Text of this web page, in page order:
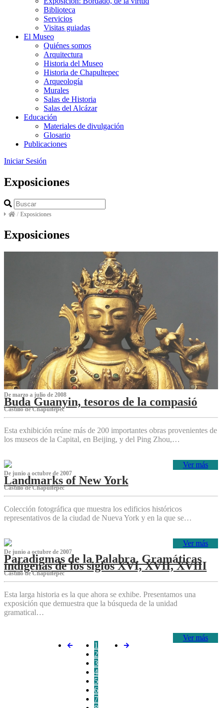
Biblioteca
Servicios
Visitas guiadas
El Museo
Quiénes somos
Arquitectura
Historia del Museo
Historia de Chapultepec
Arqueología
Murales
Salas de Historia
Salas del Alcázar
Educación
Materiales de divulgación
Glosario
Publicaciones
Iniciar Sesión
Exposiciones
/ Exposiciones
Exposiciones
De marzo a julio de 2008
Buda Guanyin, tesoros de la compasió
Castillo de Chapultepec
Esta exhibición reúne más de 200 importantes obras provenientes de
los museos de la Capital, en Beijing, y del Ping Zhou,…
Ver más
De junio a octubre de 2007
Landmarks of New York
Castillo de Chapultepec
Colección fotográfica que muestra los edificios históricos
representativos de la ciudad de Nueva York y en la que se…
Ver más
De junio a octubre de 2007
Paradigmas de la Palabra. Gramáticas
indígenas de los siglos XVI, XVII, XVIII
Castillo de Chapultepec
Esta larga historia es la que ahora se exhibe. Presentamos una
exposición que demuestra que la búsqueda de la unidad
gramatical…
Ver más
1
2
3
4
5
6
7